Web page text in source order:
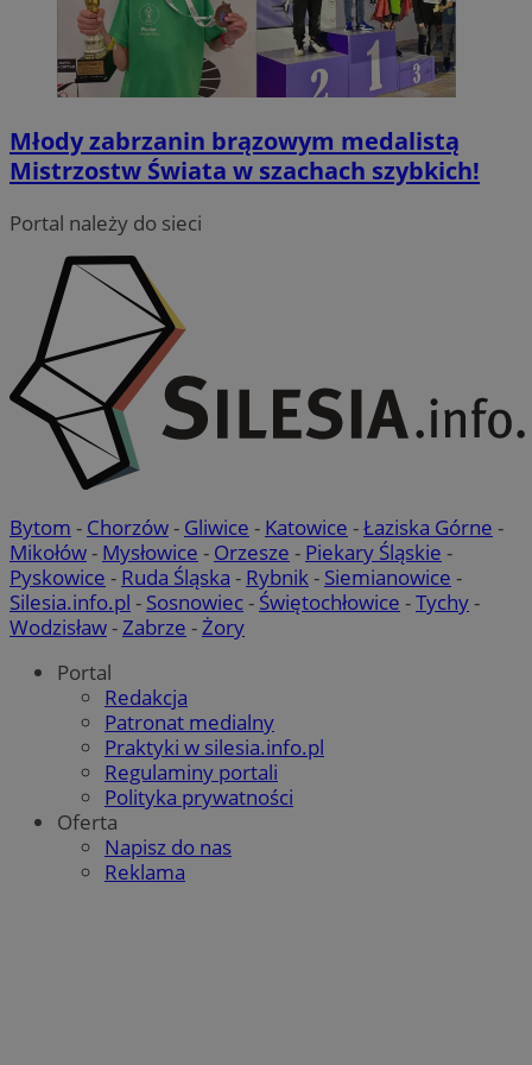
Młody zabrzanin brązowym medalistą
Mistrzostw Świata w szachach szybkich!
Portal należy do sieci
Bytom - Chorzów- Gliwice - Katowice -Łaziska Górne -
Mikołów- Mysłowice - Orzesze - Piekary Śląskie -
Pyskowice - Ruda Śląska - Rybnik- Siemianowice -
Silesia.info.pl - Sosnowiec- Świętochłowice -Tychy-
Wodzisław-Zabrze -Żory
Portal
Redakcja
Patronat medialny
Praktyki w silesia.info.pl
Regulaminy portali
Polityka prywatności
Oferta
Napisz do nas
Reklama
CookieScriptConsent
CookieScript
zabrze.com.pl
4 tygodnie 2 dni
VISITOR_PRIVACY_METADATA